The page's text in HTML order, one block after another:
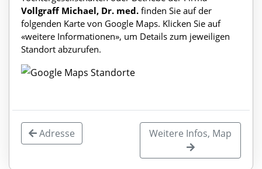
Vollgraff Michael, Dr. med. finden Sie auf der
folgenden Karte von Google Maps. Klicken Sie auf
«weitere Informationen», um Details zum jeweiligen
Standort abzurufen.
Adresse Weitere Infos, Map